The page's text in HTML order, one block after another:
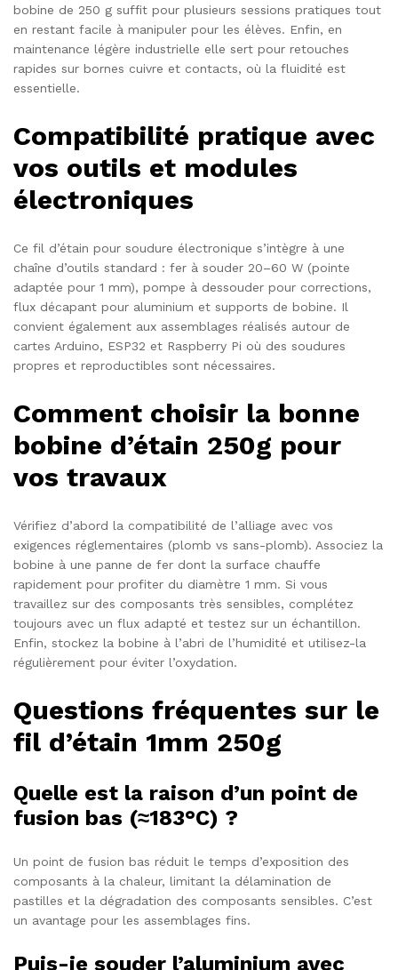
bobine de 250 g suffit pour plusieurs sessions pratiques tout
en restant facile à manipuler pour les élèves. Enfin, en
maintenance légère industrielle elle sert pour retouches
rapides sur bornes cuivre et contacts, où la fluidité est
essentielle.
Compatibilité pratique avec
vos outils et modules
électroniques
Ce fil d’étain pour soudure électronique s’intègre à une
chaîne d’outils standard : fer à souder 20–60 W (pointe
adaptée pour 1 mm), pompe à dessouder pour corrections,
flux décapant pour aluminium et supports de bobine. Il
convient également aux assemblages réalisés autour de
cartes Arduino, ESP32 et Raspberry Pi où des soudures
propres et reproductibles sont nécessaires.
Comment choisir la bonne
bobine d’étain 250g pour
vos travaux
Vérifiez d’abord la compatibilité de l’alliage avec vos
exigences réglementaires (plomb vs sans-plomb). Associez la
bobine à une panne de fer dont la surface chauffe
rapidement pour profiter du diamètre 1 mm. Si vous
travaillez sur des composants très sensibles, complétez
toujours avec un flux adapté et testez sur un échantillon.
Enfin, stockez la bobine à l’abri de l’humidité et utilisez-la
régulièrement pour éviter l’oxydation.
Questions fréquentes sur le
fil d’étain 1mm 250g
Quelle est la raison d’un point de
fusion bas (≈183°C) ?
Un point de fusion bas réduit le temps d’exposition des
composants à la chaleur, limitant la délamination de
pastilles et la dégradation des composants sensibles. C’est
un avantage pour les assemblages fins.
Puis-je souder l’aluminium avec